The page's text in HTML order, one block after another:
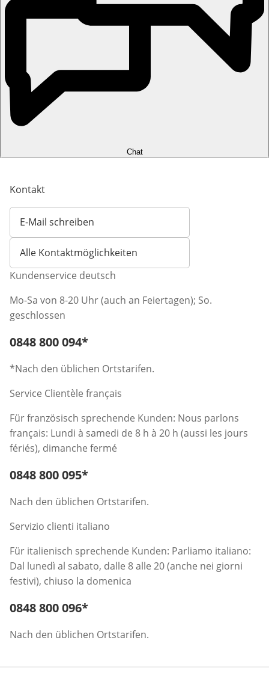
Chat
Kontakt
E-Mail schreiben
Öffnet E-Mail-Client
Alle Kontaktmöglichkeiten
Kundenservice deutsch
Mo-Sa von 8-20 Uhr (auch an Feiertagen); So.
geschlossen
Telefonnummer:
0848 800 094*
*Nach den üblichen Ortstarifen.
Service Clientèle français
Für französisch sprechende Kunden: Nous parlons
français: Lundi à samedi de 8 h à 20 h (aussi les jours
fériés), dimanche fermé
Telefonnummer:
0848 800 095*
Nach den üblichen Ortstarifen.
Servizio clienti italiano
Für italienisch sprechende Kunden: Parliamo italiano:
Dal lunedì al sabato, dalle 8 alle 20 (anche nei giorni
festivi), chiuso la domenica
Telefonnummer:
0848 800 096*
Nach den üblichen Ortstarifen.